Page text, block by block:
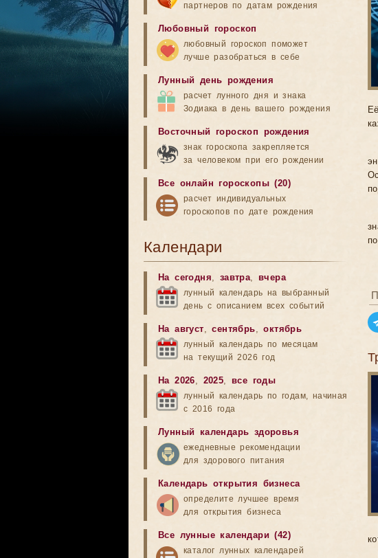
партнеров по датам рождения
Любовный гороскоп
любовный гороскоп поможет
лучше разобраться в себе
Лунный день рождения
расчет лунного дня и знака
Зодиака в день вашего рождения
Восточный гороскоп рождения
знак гороскопа закрепляется
за человеком при его рождении
Все онлайн гороскопы (20)
расчет индивидуальных
гороскопов по дате рождения
Календари
На сегодня, завтра,вчера
лунный календарь на выбранный
день с описанием всех событий
На август,сентябрь,октябрь
лунный календарь по месяцам
на текущий 2026 год
На 2026, 2025,все годы
лунный календарь по годам, начиная
с 2016 года
Лунный календарь здоровья
ежедневные рекомендации
для здорового питания
Календарь открытия бизнеса
определите лучшее время
для открытия бизнеса
Все лунные календари (42)
каталог лунных календарей